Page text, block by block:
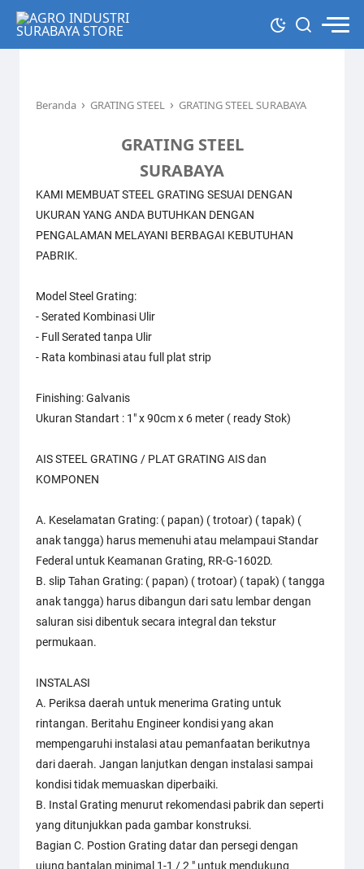
Beranda › GRATING STEEL › GRATING STEEL SURABAYA
GRATING STEEL
SURABAYA
KAMI MEMBUAT STEEL GRATING SESUAI DENGAN
UKURAN YANG ANDA BUTUHKAN DENGAN
PENGALAMAN MELAYANI BERBAGAI KEBUTUHAN
PABRIK.
Model Steel Grating:
- Serated Kombinasi Ulir
- Full Serated tanpa Ulir
- Rata kombinasi atau full plat strip
Finishing: Galvanis
Ukuran Standart : 1" x 90cm x 6 meter ( ready Stok)
AIS STEEL GRATING / PLAT GRATING AIS dan
KOMPONEN
A. Keselamatan Grating: ( papan) ( trotoar) ( tapak) (
anak tangga) harus memenuhi atau melampaui Standar
Federal untuk Keamanan Grating, RR-G-1602D.
B. slip Tahan Grating: ( papan) ( trotoar) ( tapak) ( tangga
anak tangga) harus dibangun dari satu lembar dengan
saluran sisi dibentuk secara integral dan tekstur
permukaan.
INSTALASI
A. Periksa daerah untuk menerima Grating untuk
rintangan. Beritahu Engineer kondisi yang akan
mempengaruhi instalasi atau pemanfaatan berikutnya
dari daerah. Jangan lanjutkan dengan instalasi sampai
kondisi tidak memuaskan diperbaiki.
B. Instal Grating menurut rekomendasi pabrik dan seperti
yang ditunjukkan pada gambar konstruksi.
Bagian C. Postion Grating datar dan persegi dengan
ujung bantalan minimal 1-1 / 2 " untuk mendukung